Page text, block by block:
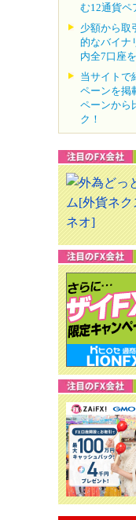
む12通貨ペ
少額から取
的なバイナ
内全7口座
当サイトで
ペーンを掲
ペーンから
ク！